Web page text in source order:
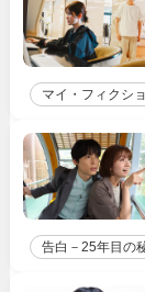
マイ・フィクシ
告白－25年目の